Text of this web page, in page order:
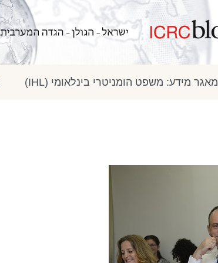
מאגר מידע: משפט הומניטרי בינלאומי (IHL)